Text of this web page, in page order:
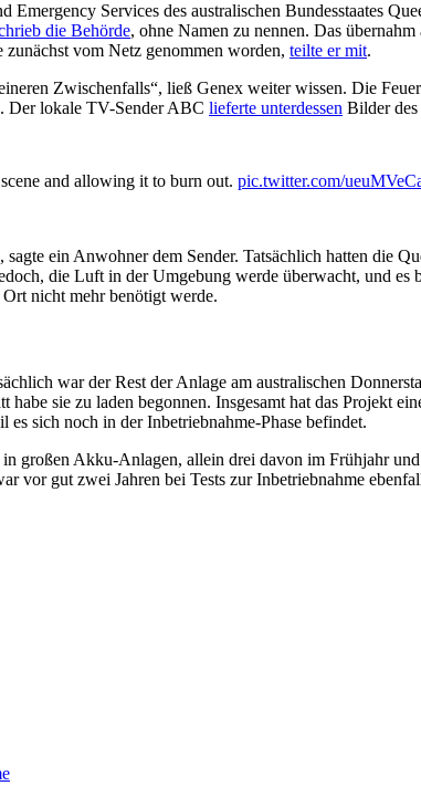
Services des australischen Bundesstaates
die Behörde, ohne Namen zu nennen. Das
vom Netz genommen worden, teilte er mit.
Zwischenfalls“, ließ Genex weiter wissen. Die
Der lokale TV-Sender ABC lieferte unterdessen Bilder
and allowing it to burn out. pic.twitter.com/
ein Anwohner dem Sender. Tatsächlich hatten die
die Luft in der Umgebung werde überwacht, und es
nicht mehr benötigt werde.
war der Rest der Anlage am australischen
habe sie zu laden begonnen. Insgesamt hat das Projekt
sich noch in der Inbetriebnahme-Phase befindet.
in großen Akku-Anlagen, allein drei davon im Frühjahr
vor gut zwei Jahren bei Tests zur Inbetriebnahme